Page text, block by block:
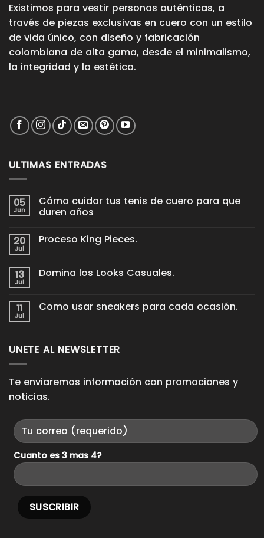
Existimos para vestir personas auténticas, a
través de piezas exclusivas en cuero con un estilo
de vida único, con diseño y fabricación
colombiana de alta gama, desde el minimalismo,
la integridad y la estética.
ULTIMAS ENTRADAS
05
Jun
Cómo cuidar tus tenis de cuero para que
duren años
comentarios
tus
tenis
que
20
Jul
Proceso King Pieces.
comentarios
en
13
Jul
Domina los Looks Casuales.
en
11
Jul
Como usar sneakers para cada ocasión.
Como
cada
ocasión.
UNETE AL NEWSLETTER
Te enviaremos información con promociones y
noticias.
Cuanto es 3 mas 4?